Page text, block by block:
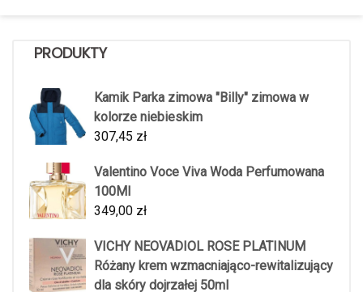
PRODUKTY
Kamik Parka zimowa "Billy" zimowa w
kolorze niebieskim
307,45 zł
Valentino Voce Viva Woda Perfumowana
100Ml
349,00 zł
VICHY NEOVADIOL ROSE PLATINUM
Różany krem wzmacniająco-rewitalizujący
dla skóry dojrzałej 50ml